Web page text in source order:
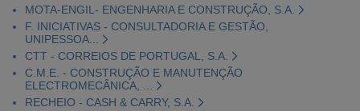
MOTA-ENGIL- ENGENHARIA E CONSTRUÇÃO, S.A.
F. INICIATIVAS - CONSULTADORIA E GESTÃO,
UNIPESSOA...
CTT - CORREIOS DE PORTUGAL, S.A.
C.M.E. - CONSTRUÇÃO E MANUTENÇÃO
ELECTROMECÂNICA, ...
RECHEIO - CASH & CARRY, S.A.